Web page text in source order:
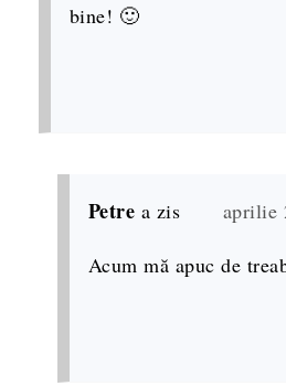
bine! 🙂
Petre a zis aprilie
Acum mă apuc de